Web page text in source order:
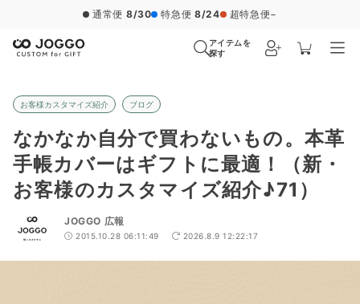
通常便 8/30 特急便 8/24 超特急便−
アイテムを
探す
お客様カスタマイズ紹介 ブログ
なかなか自分で買わないもの。本革
手帳カバーはギフトに最適！（新・
お客様のカスタマイズ紹介♪71）
JOGGO 広報
2015.10.28 06:11:49 2026.8.9 12:22:17